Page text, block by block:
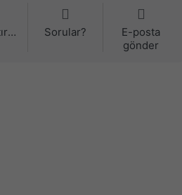
Karşılaştırma Sorular?
E-posta
gönder